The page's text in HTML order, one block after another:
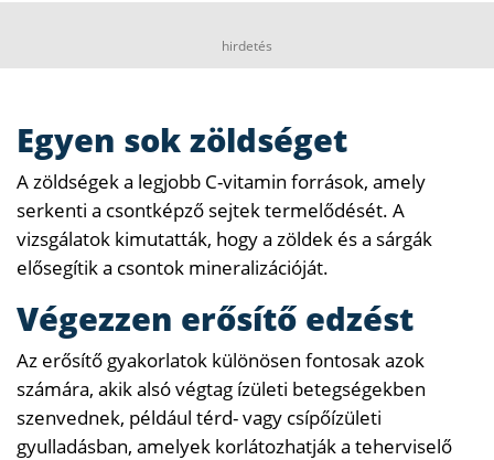
hirdetés
Egyen sok zöldséget
A zöldségek a legjobb C-vitamin források, amely
serkenti a csontképző sejtek termelődését. A
vizsgálatok kimutatták, hogy a zöldek és a sárgák
elősegítik a csontok mineralizációját.
Végezzen erősítő edzést
Az erősítő gyakorlatok különösen fontosak azok
számára, akik alsó végtag ízületi betegségekben
szenvednek, például térd- vagy csípőízületi
gyulladásban, amelyek korlátozhatják a teherviselő